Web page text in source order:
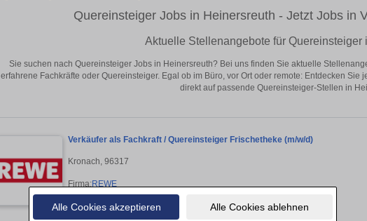
Alle Cookies akzeptieren Alle Cookies ablehnen
Quereinsteiger Jobs in Heinersreuth - Jetzt Jobs in
Aktuelle Stellenangebote für Quereinsteiger
Sie suchen nach Quereinsteiger Jobs in Heinersreuth? Bei uns finden Sie aktuelle
erfahrene Fachkräfte oder Quereinsteiger. Egal ob im Büro, vor Ort oder remote: Entdecken
direkt auf passende Quereinsteiger-Stellen in
Verkäufer als Fachkraft / Quereinsteiger Frischetheke (m/w/d)
Kronach, 96317
Firma:REWE